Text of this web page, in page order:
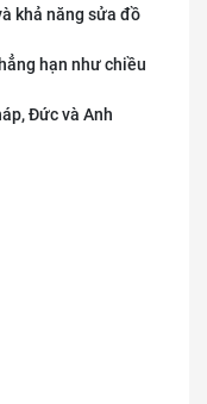
khả năng sửa đồ
hạn như chiều
Đức và Anh